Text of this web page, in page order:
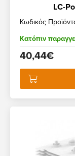
LC-
Κωδικός
Κατόπιν
40,44€